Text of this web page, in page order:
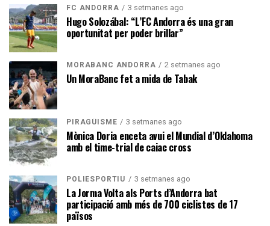
FC ANDORRA 3 setmanes ago
Hugo Solozábal: “L’FC Andorra és una gran
oportunitat per poder brillar”
MORABANC ANDORRA 2 setmanes ago
Un MoraBanc fet a mida de Tabak
PIRAGÜISME 3 setmanes ago
Mònica Doria enceta avui el Mundial d’Oklahoma
amb el time-trial de caiac cross
POLIESPORTIU 3 setmanes ago
La Jorma Volta als Ports d’Andorra bat
participació amb més de 700 ciclistes de 17
països